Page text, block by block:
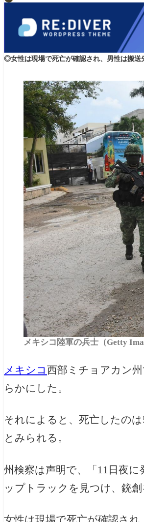
◎女性は現場で死亡が確認され、男性は搬送
メキシコ陸軍の兵士（Getty
メキシコ 西部ミチョアカン
らかにした。
それによると、死亡したの
とみられる。
州検察は声明で、「11日夜
ップトラックを見つけ、銃
女性は現場で死亡が確認され